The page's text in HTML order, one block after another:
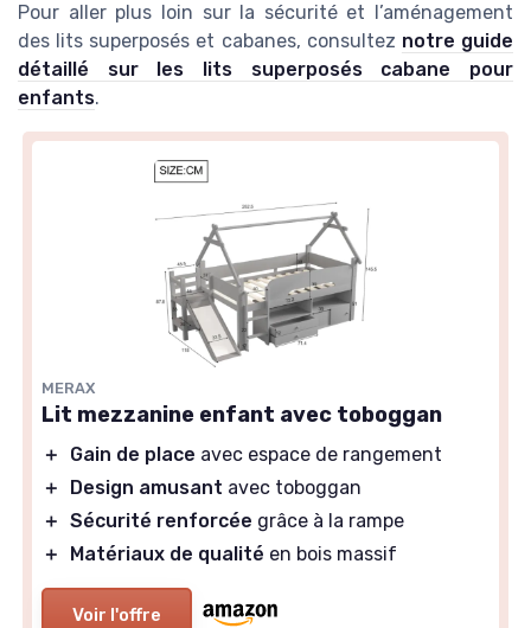
Pour aller plus loin sur la sécurité et l’aménagement
des lits superposés et cabanes, consultez notre guide
détaillé sur les lits superposés cabane pour
enfants.
MERAX
Lit mezzanine enfant avec toboggan
＋ Gain de place avec espace de rangement
＋
Design amusant avec toboggan
＋ Sécurité renforcée grâce à la rampe
＋
Matériaux de qualité en bois massif
Voir l'offre